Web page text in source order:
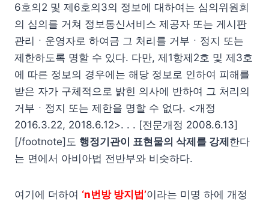
6호의2 및 제6호의3의 정보에 대하여는 심의위원회
의 심의를 거쳐 정보통신서비스 제공자 또는 게시판
관리ㆍ운영자로 하여금 그 처리를 거부ㆍ정지 또는
제한하도록 명할 수 있다. 다만, 제1항제2호 및 제3호
에 따른 정보의 경우에는 해당 정보로 인하여 피해를
받은 자가 구체적으로 밝힌 의사에 반하여 그 처리의
거부ㆍ정지 또는 제한을 명할 수 없다. <개정
2016.3.22, 2018.6.12>. . . [전문개정 2008.6.13]
[/footnote]도 행정기관이 표현물의 삭제를 강제한다
는 면에서 아비아법 전반부와 비슷하다.
여기에 더하여 ‘n번방 방지법’이라는 미명 하에 개정